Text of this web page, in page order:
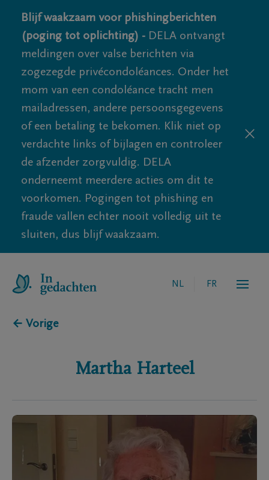
Blijf waakzaam voor phishingberichten
(poging tot oplichting) - DELA ontvangt
meldingen over valse berichten via
zogezegde privécondoléances. Onder het
mom van een condoléance tracht men
mailadressen, andere persoonsgegevens
of een betaling te bekomen. Klik niet op
verdachte links of bijlagen en controleer
de afzender zorgvuldig. DELA
onderneemt meerdere acties om dit te
voorkomen. Pogingen tot phishing en
fraude vallen echter nooit volledig uit te
sluiten, dus blijf waakzaam.
NL FR
← Vorige
Martha Harteel